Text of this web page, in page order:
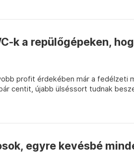
k a repülőgépeken,
profit érdekében már a fedélzeti
centit, újabb ülséssort tudnak
egyre kevésbé